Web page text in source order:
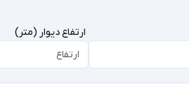
ارتفاع دیوار (متر)